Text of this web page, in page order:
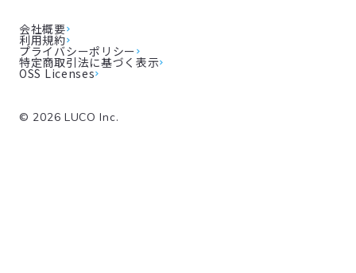
会社概要
利用規約
プライバシーポリシー
特定商取引法に基づく表示
OSS Licenses
© 2026 LUCO Inc.